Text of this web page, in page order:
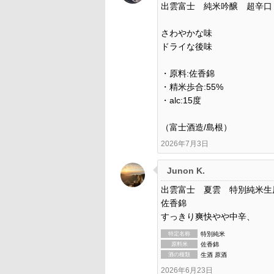
出雲富士 純米吟醸 超辛口
さわやかな味
ドライな後味
・原料:佐香錦
・精米歩合:55%
・alc:15度
（富士酒造/島根）
2026年7月3日
Junon K.
出雲富士 夏雲 特別純米生
佐香錦
すっきり爽快やや中辛、
特定名称 特別純米
原料米 佐香錦
酒の種類 生酒 原酒
2026年6月23日